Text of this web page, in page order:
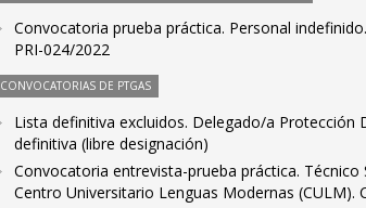
Convocatoria prueba práctica. Personal
PRI-024/2022
CONVOCATORIAS DE PTGAS
Lista definitiva excluidos. Delegado/a Protección
definitiva (libre designación)
Convocatoria entrevista-prueba práctica.
Centro Universitario Lenguas Modernas (CULM).